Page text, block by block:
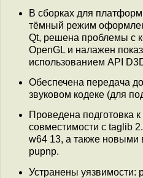
В сборках для
тёмный режим
Qt, решена проблемы с
OpenGL и налажен
использованием API
Обеспечена передача
звуковом кодеке (для
Проведена подготовка
совместимости с taglib
w64 13, а также новыми
pupnp.
Устранены уязвимости: